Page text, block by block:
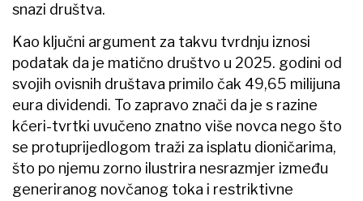
snazi društva.
Kao ključni argument za takvu tvrdnju iznosi
podatak da je matično društvo u 2025. godini od
svojih ovisnih društava primilo čak 49,65 milijuna
eura dividendi. To zapravo znači da je s razine
kćeri-tvrtki uvučeno znatno više novca nego što
se protuprijedlogom traži za isplatu dioničarima,
što po njemu zorno ilustrira nesrazmjer između
generiranog novčanog toka i restriktivne